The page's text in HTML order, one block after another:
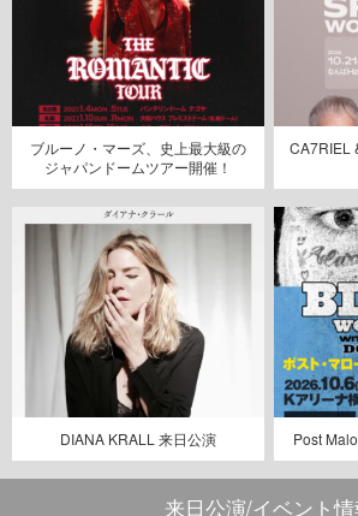
ブルーノ・マーズ、史上最大級の
ジャパンドームツアー開催！
CA7RIEL
DIANA KRALL 来日公演 Post
来日公演/イベント情